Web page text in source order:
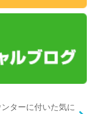
ターに付いた気に